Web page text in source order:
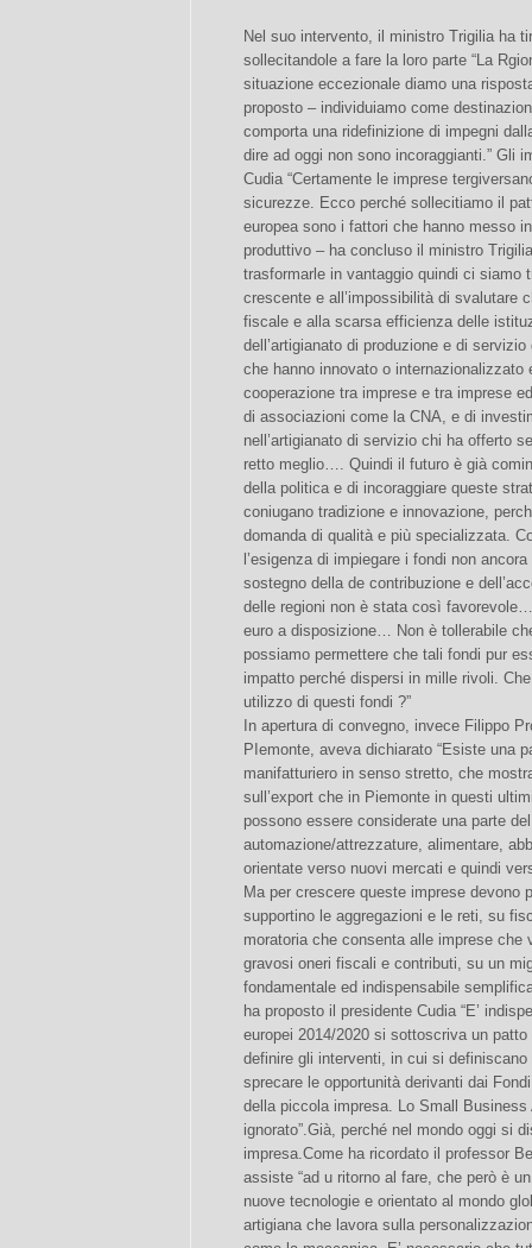
Nel suo intervento, il ministro Trigilia ha
sollecitandole a fare la loro parte “La
situazione eccezionale diamo una
proposto – individuiamo come
comporta una ridefinizione di impegni
dire ad oggi non sono incoraggianti.” Gli
Cudia “Certamente le imprese
sicurezze. Ecco perché sollecitiamo il
europea sono i fattori che hanno messo
produttivo – ha concluso il ministro
trasformarle in vantaggio quindi ci siamo
crescente e all’impossibilità di svalutare
fiscale e alla scarsa efficienza delle
dell’artigianato di produzione e di
che hanno innovato o
cooperazione tra imprese e tra imprese
di associazioni come la CNA, e di
nell’artigianato di servizio chi ha offerto
retto meglio…. Quindi il futuro è già
della politica e di incoraggiare queste
coniugano tradizione e innovazione,
domanda di qualità e più specializzata.
l’esigenza di impiegare i fondi non
sostegno della de contribuzione e
delle regioni non è stata così
euro a disposizione… Non è tollerabile
possiamo permettere che tali fondi pur
impatto perché dispersi in mille rivoli.
utilizzo di questi fondi ?”
In apertura di convegno, invece Filippo
PIemonte, aveva dichiarato “Esiste una
manifatturiero in senso stretto, che
sull’export che in Piemonte in questi
possono essere considerate una parte
automazione/attrezzature, alimentare,
orientate verso nuovi mercati e quindi
Ma per crescere queste imprese devono
supportino le aggregazioni e le reti, su
moratoria che consenta alle imprese che
gravosi oneri fiscali e contributi, su un
fondamentale ed indispensabile
ha proposto il presidente Cudia “E’
europei 2014/2020 si sottoscriva un
definire gli interventi, in cui si
sprecare le opportunità derivanti dai
della piccola impresa. Lo Small
ignorato”.Già, perché nel mondo oggi si
impresa.Come ha ricordato il professor
assiste “ad u ritorno al fare, che però è
nuove tecnologie e orientato al mondo
artigiana che lavora sulla